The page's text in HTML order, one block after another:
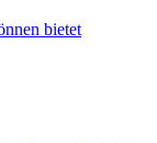
bietet